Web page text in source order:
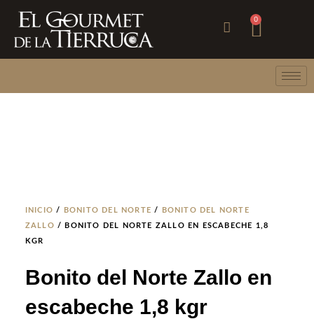
contenido
0
INICIO / BONITO DEL NORTE /
BONITO DEL NORTE
ZALLO / BONITO DEL NORTE ZALLO EN ESCABECHE 1,8
KGR
Bonito del Norte Zallo en
escabeche 1,8 kgr